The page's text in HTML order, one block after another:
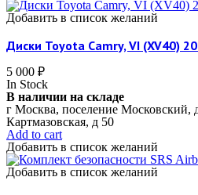
Добавить в список желаний
Диски Toyota Camry, VI (XV40)
5 000 ₽
In Stock
В наличии на складе
г Москва, поселение Московский,
Картмазовская, д 50
Add to cart
Добавить в список желаний
Добавить в список желаний